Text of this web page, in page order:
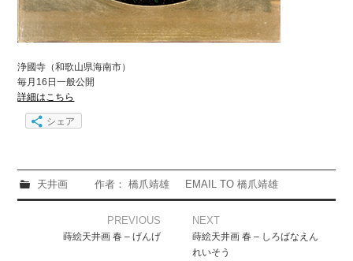
浄國寺（和歌山県海南市）
毎月16日一般公開
詳細はこちら
シェア
天井画 作者： 橋爪靖雄 EMAIL TO 橋爪靖雄
navigation
PREVIOUS
蒔絵天井画 春 – げんげ
NEXT
蒔絵天井画 春 – しろばなえん
れいそう